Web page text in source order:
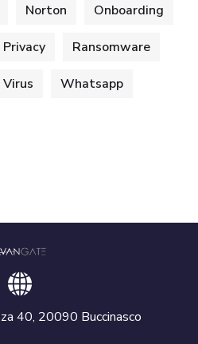
Norton Onboarding
Privacy Ransomware
Virus Whatsapp
40, 20090 Buccinasco